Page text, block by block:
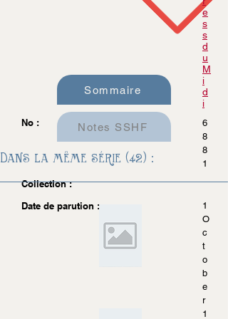
e
s
s
d
u
M
i
d
i
No :
6
8
8
1
Collection :
Date de parution :
1
O
c
t
o
b
e
r
1
Sommaire
Notes SSHF
Dans la même série (42) :